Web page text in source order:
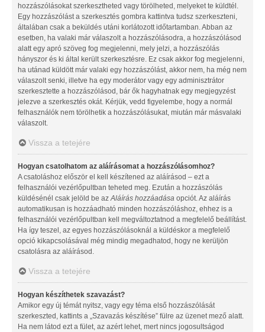
hozzászólásokat szerkesztheted vagy törölheted, melyeket te küldtél.
Egy hozzászólást a szerkesztés gombra kattintva tudsz szerkeszteni,
általában csak a beküldés utáni korlátozott időtartamban. Abban az
esetben, ha valaki már válaszolt a hozzászólásodra, a hozzászólásod
alatt egy apró szöveg fog megjelenni, mely jelzi, a hozzászólás
hányszor és ki által került szerkesztésre. Ez csak akkor fog megjelenni,
ha utánad küldött már valaki egy hozzászólást, akkor nem, ha még nem
válaszolt senki, illetve ha egy moderátor vagy egy adminisztrátor
szerkesztette a hozzászólásod, bár ők hagyhatnak egy megjegyzést
jelezve a szerkesztés okát. Kérjük, vedd figyelembe, hogy a normál
felhasználók nem törölhetik a hozzászólásukat, miután már másvalaki
válaszolt.
Vissza a tetejére
Hogyan csatolhatom az aláírásomat a hozzászólásomhoz?
A csatoláshoz először el kell készítened az aláírásod – ezt a
felhasználói vezérlőpultban teheted meg. Ezután a hozzászólás
küldésénél csak jelöld be az Aláírás hozzáadása opciót. Az aláírás
automatikusan is hozzáadható minden hozzászóláshoz, ehhez is a
felhasználói vezérlőpultban kell megváltoztatnod a megfelelő beállítást.
Ha így teszel, az egyes hozzászólásoknál a küldéskor a megfelelő
opció kikapcsolásával még mindig megadhatod, hogy ne kerüljön
csatolásra az aláírásod.
Vissza a tetejére
Hogyan készíthetek szavazást?
Amikor egy új témát nyitsz, vagy egy téma első hozzászólását
szerkeszted, kattints a „Szavazás készítése” fülre az üzenet mező alatt.
Ha nem látod ezt a fület, az azért lehet, mert nincs jogosultságod